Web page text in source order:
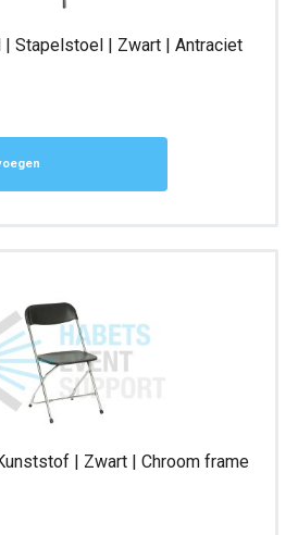
Stapelstoel | Zwart | Antraciet
| Zwart | Chroom frame